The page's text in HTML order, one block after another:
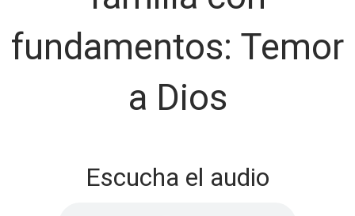
fundamentos: Temor
a Dios
Escucha el audio